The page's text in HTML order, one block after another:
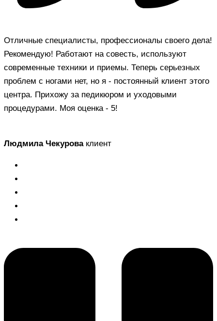
Отличные специалисты, профессионалы своего дела!
Рекомендую! Работают на совесть, используют
современные техники и приемы. Теперь серьезных
проблем с ногами нет, но я - постоянный клиент этого
центра. Прихожу за педикюром и уходовыми
процедурами. Моя оценка - 5!
Людмила Чекурова клиент